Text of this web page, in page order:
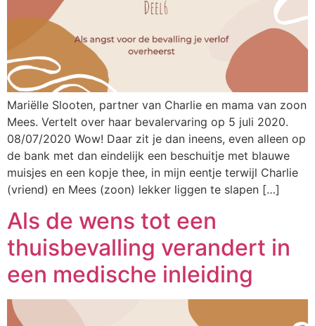
Mariëlle Slooten, partner van Charlie en mama van zoon
Mees. Vertelt over haar bevalervaring op 5 juli 2020.
08/07/2020 Wow! Daar zit je dan ineens, even alleen op
de bank met dan eindelijk een beschuitje met blauwe
muisjes en een kopje thee, in mijn eentje terwijl Charlie
(vriend) en Mees (zoon) lekker liggen te slapen […]
Als de wens tot een
thuisbevalling verandert in
een medische inleiding